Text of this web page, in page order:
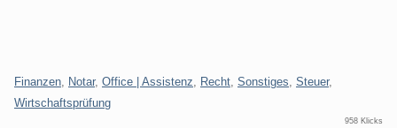
Kategorien:
Finanzen Notar, Office | Assistenz Recht Sonstiges Steuer,
Wirtschaftsprüfung
958 Klicks